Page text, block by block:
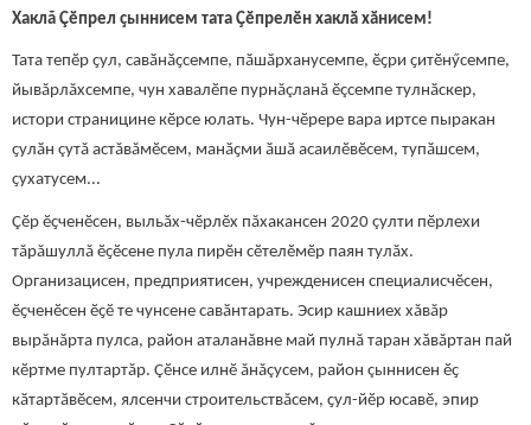
Хаклă Çӗпрел ҫыннисем тата Ҫӗпрелӗн хаклӑ хӑнисем!
Тата тепӗр ҫул, савӑнӑҫсемпе, пӑшӑрханусемпе, ӗҫри ҫитӗнӳсемпе,
йывăрлăхсемпе, чун хавалӗпе пурнăçланă ӗçсемпе тулнӑскер,
истори страницине кӗрсе юлать. Чун-чӗрере вара иртсе пыракан
ҫулӑн çутă астăвăмӗсем, манӑҫми ӑшӑ асаилӗвӗсем, тупӑшсем,
ҫухатусем...
Çӗр ӗҫченӗсен, выльӑх-чӗрлӗх пăхакансен 2020 çулти пӗрлехи
тăрăшуллă ӗҫӗсене пула пирӗн сӗтелӗмӗр паян тулăх.
Организацисен, предприятисен, учрежденисен специалисчӗсен,
ӗҫченӗсен ӗҫӗ те чунсене савӑнтарать. Эсир кашниех хăвăр
вырăнăрта пулса, район аталанăвне май пулнă таран хăвăртан пай
кӗртме пултартăр. Çӗнсе илнӗ ăнăçусем, район çыннисен ӗҫ
кӑтартӑвӗсем, ялсенчи строительствăсем, ҫул-йӗр юсавӗ, эпир